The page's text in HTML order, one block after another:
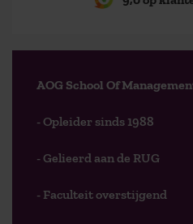
AOG School Of
- Opleider sinds 1988
- Gelieerd aan de RUG
- Faculteit overstijgend